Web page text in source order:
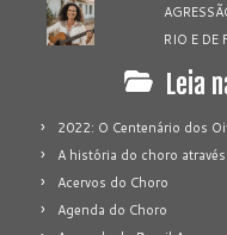
RIO E DE
Leia
2022: O Centenário dos
A história do choro
Acervos do Choro
Agenda do Choro